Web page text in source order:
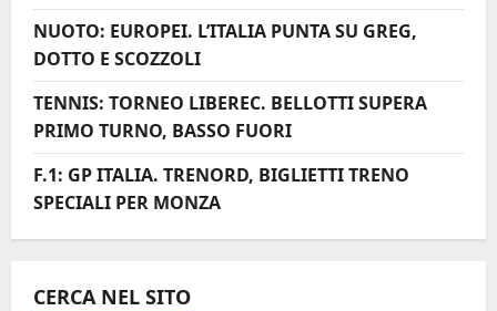
NUOTO: EUROPEI. L’ITALIA PUNTA SU GREG,
DOTTO E SCOZZOLI
TENNIS: TORNEO LIBEREC. BELLOTTI SUPERA
PRIMO TURNO, BASSO FUORI
F.1: GP ITALIA. TRENORD, BIGLIETTI TRENO
SPECIALI PER MONZA
CERCA NEL SITO